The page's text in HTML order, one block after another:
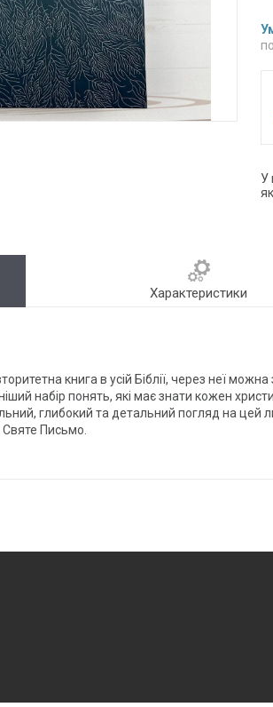
У
Характеристики
книга в усій Біблії, через неї можна
набір понять, які має знати кожен
глибокий та детальний погляд на цей
Святе Письмо.